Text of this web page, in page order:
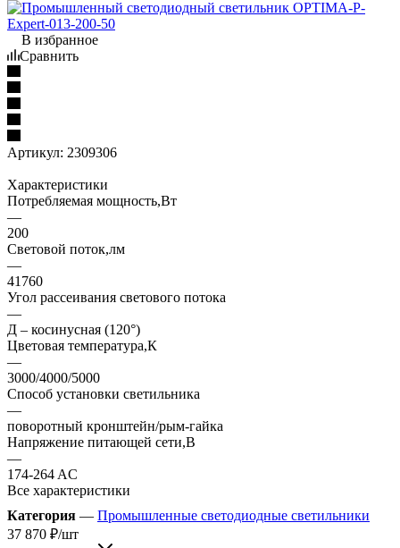
В избранное
Сравнить
Артикул: 2309306
Характеристики
Потребляемая мощность,Вт
—
200
Световой поток,лм
—
41760
Угол рассеивания светового потока
—
Д – косинусная (120°)
Цветовая температура,К
—
3000/4000/5000
Способ установки светильника
—
поворотный кронштейн/рым-гайка
Напряжение питающей сети,В
—
174-264 AC
Все характеристики
Категория — Промышленные светодиодные светильники
37 870 ₽/шт